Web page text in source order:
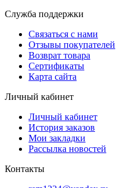
Служба поддержки
Связаться с нами
Отзывы покупателей
Возврат товара
Сертификаты
Карта сайта
Личный кабинет
Личный кабинет
История заказов
Мои закладки
Рассылка новостей
Контакты